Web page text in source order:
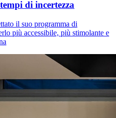
di incertezza
il suo programma di
più accessibile, più stimolante e